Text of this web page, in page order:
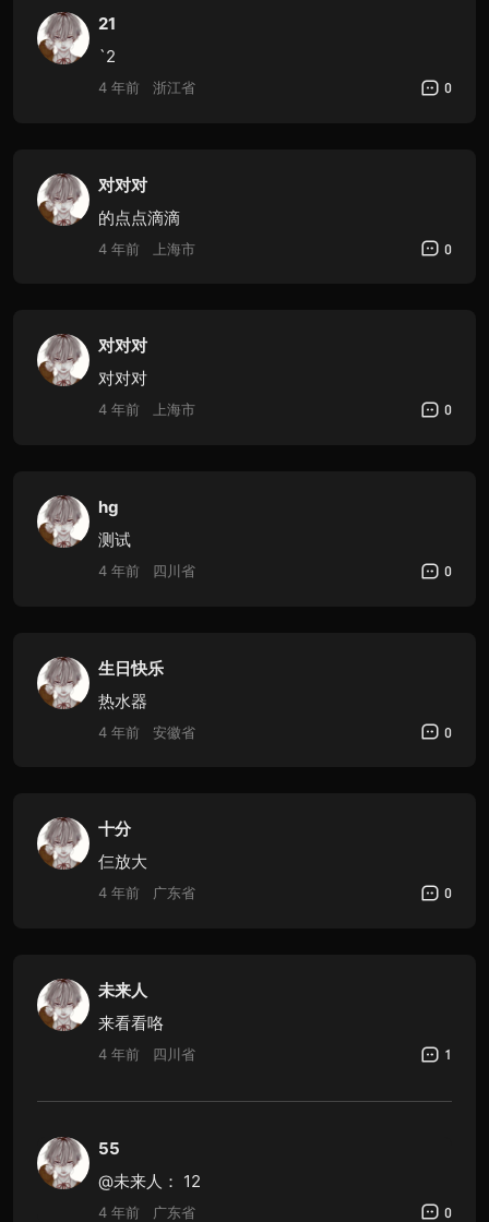
21
`2
4 年前 浙江省 0
对对对
的点点滴滴
4 年前 上海市 0
对对对
对对对
4 年前 上海市 0
hg
测试
4 年前 四川省 0
生日快乐
热水器
4 年前 安徽省 0
十分
仨放大
4 年前 广东省 0
未来人
来看看咯
4 年前 四川省 1
55
@未来人： 12
4 年前 广东省 0